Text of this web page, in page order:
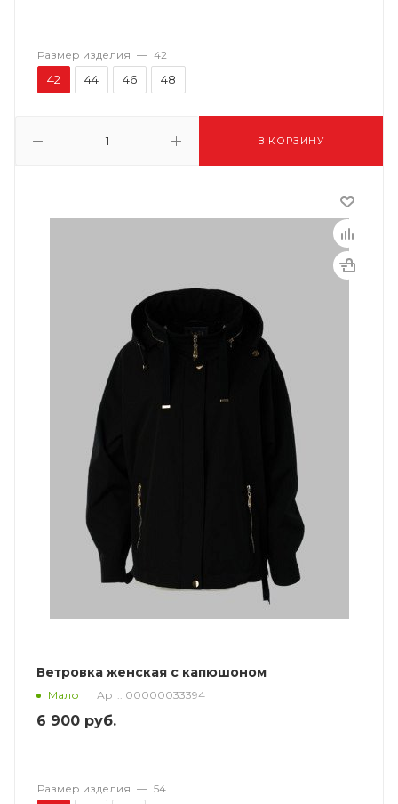
В КОРЗИНУ
Размер изделия — 42
42 44 46 48
Ветровка женская с капюшоном
Мало Арт.: 00000033394
6 900 руб.
Размер изделия — 54